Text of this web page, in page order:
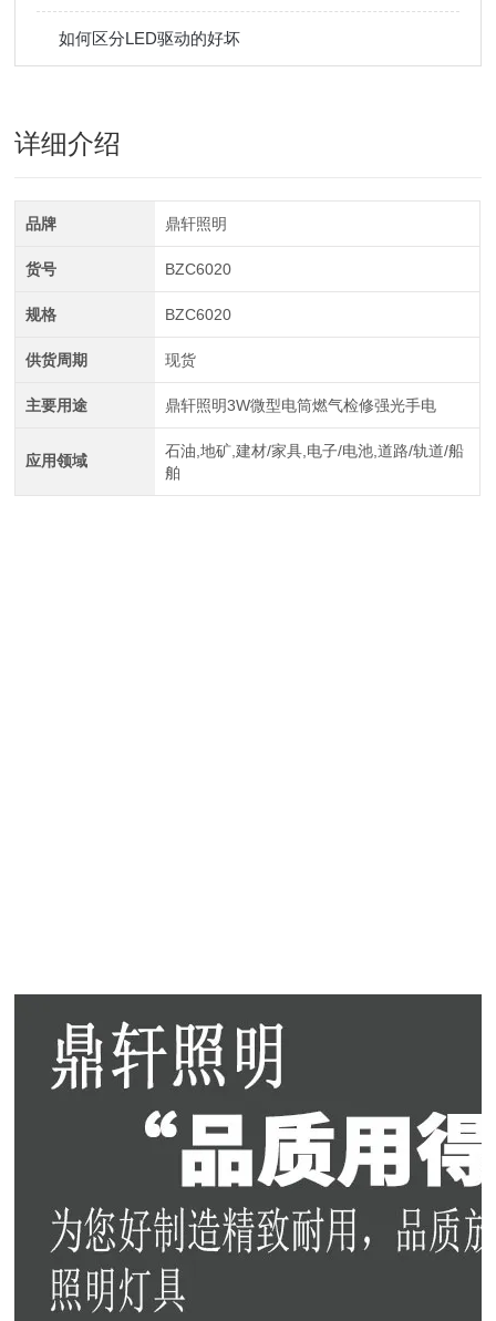
如何区分LED驱动的好坏
详细介绍
品牌 鼎轩照明
货号 BZC6020
规格 BZC6020
供货周期 现货
主要用途 鼎轩照明3W微型电筒燃气检修强光手电
应用领域
石油,地矿,建材/家具,电子/电池,道路/轨道/船
舶